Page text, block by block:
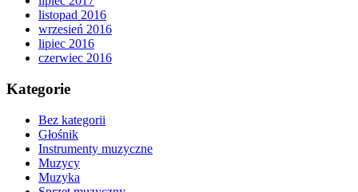
listopad 2016
wrzesień 2016
lipiec 2016
czerwiec 2016
Kategorie
Bez kategorii
Głośnik
Instrumenty muzyczne
Muzycy
Muzyka